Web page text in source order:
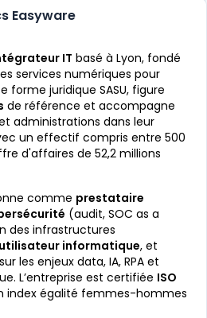
Easyware
IT basé à Lyon, fondé
services numériques pour
forme juridique SASU, figure
de référence et accompagne
administrations dans leur
un effectif compris entre 500
d'affaires de 52,2 millions
comme prestataire
(audit, SOC as a
des infrastructures
informatique, et
sur les enjeux data, IA, RPA et
L’entreprise est certifiée ISO
index égalité femmes-hommes